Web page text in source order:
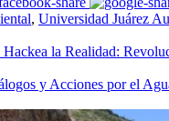
, Universidad Juárez
la Realidad:
y Acciones por el